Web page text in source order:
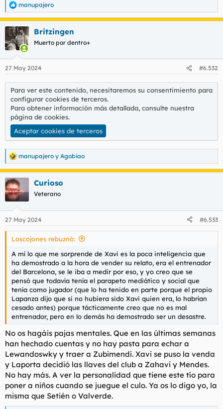
R
e
a
c
c
i
e
manupajero
Britzingen
Muerto por dentro+
27 May 2024 #6.532
Para ver este contenido, necesitaremos su consentimiento para
configurar cookies de terceros.
Para obtener información más detallada, consulte nuestra
página de cookies.
Aceptar cookies de terceros
R
e
a
c
c
i
e
s
manupajero y Agobiao
Curioso
Veterano
27 May 2024 #6.533
Loscojones rebuznó:
A mí lo que me sorprende de Xavi es la poca inteligencia que
ha demostrado a la hora de vender su relato, era el entrenador
del Barcelona, se le iba a medir por eso, y yo creo que se
pensó que todavía tenía el parapeto mediático y social que
tenía como jugador (que lo ha tenido en parte porque el propio
Lapanza dijo que si no hubiera sido Xavi quien era, lo habrían
cesado antes) porque tácticamente creo que no es mal
entrenador, pero en lo demás ha demostrado ser un desastre.
No os hagáis pajas mentales. Que en las últimas semanas
han hechado cuentas y no hay pasta para echar a
Lewandoswky y traer a Zubimendi. Xavi se puso la venda
y Laporta decidió las llaves del club a Zahavi y Mendes.
No hay más. A ver la personalidad que tiene este tío para
poner a niños cuando se juegue el culo. Ya os lo digo yo, la
misma que Setién o Valverde.